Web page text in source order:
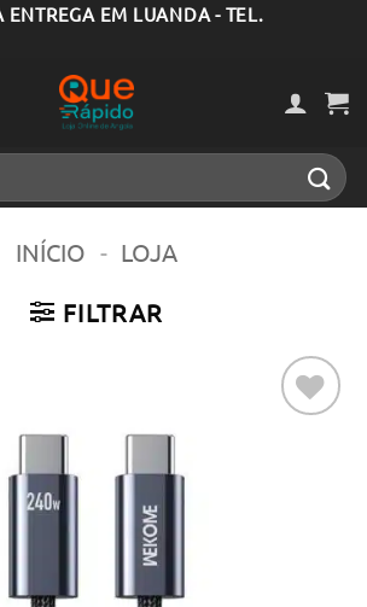
ENTREGA EM LUANDA - TEL.
INÍCIO - LOJA
FILTRAR